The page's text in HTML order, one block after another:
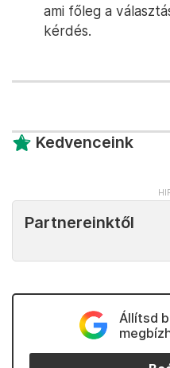
ami főleg a
kérdés.
Kedvenceink
Partnereinktől
Állítsd